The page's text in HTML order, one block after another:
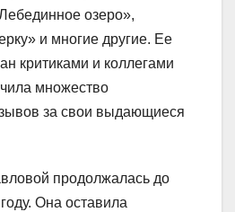
озеро»,
и многие другие. Ее
критиками и коллегами
множество
за свои выдающиеся
продолжалась до
Она оставила